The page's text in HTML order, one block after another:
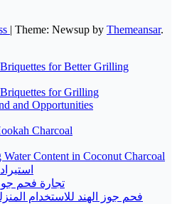
| Theme: Newsup by Themeansar.
for Better Grilling
for Grilling
and Opportunities
Charcoal
Content in Coconut Charcoal
تجارة فحم
فحم جوز الهند للاستخدام